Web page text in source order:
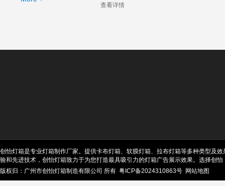
查看详情
创怡灯箱是专业灯箱制作厂家。提供卡布灯箱、软膜灯箱、拉布灯箱等多种类型及
验和先进技术，创怡灯箱致力于为您打造最具吸引力的灯箱广告展示效果。选择创怡
版权归：广州市创怡灯箱制造有限公司 所有 粤ICP备2024310863号 网站地图